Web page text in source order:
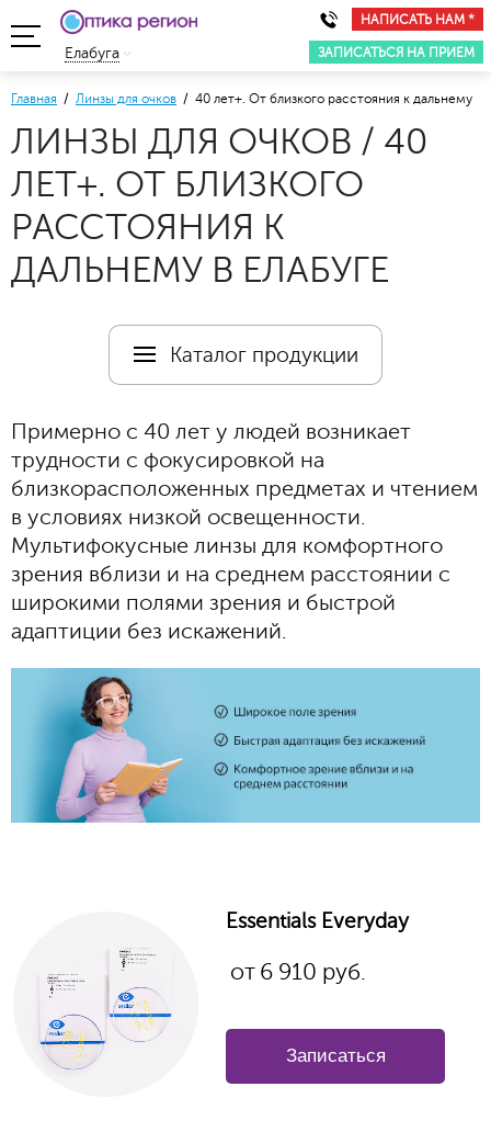
НАПИСАТЬ НАМ *
ЗАПИСАТЬСЯ НА ПРИЕМ
Елабуга
Главная / Линзы для очков / 40 лет+. От близкого расстояния к дальнему
ЛИНЗЫ ДЛЯ ОЧКОВ / 40
ЛЕТ+. ОТ БЛИЗКОГО
РАССТОЯНИЯ К
ДАЛЬНЕМУ В ЕЛАБУГЕ
Каталог продукции
Примерно с 40 лет у людей возникает
трудности с фокусировкой на
близкорасположенных предметах и чтением
в условиях низкой освещенности.
Мультифокусные линзы для комфортного
зрения вблизи и на среднем расстоянии с
широкими полями зрения и быстрой
адаптиции без искажений.
Essentials Everyday
от 6 910 руб.
Записаться